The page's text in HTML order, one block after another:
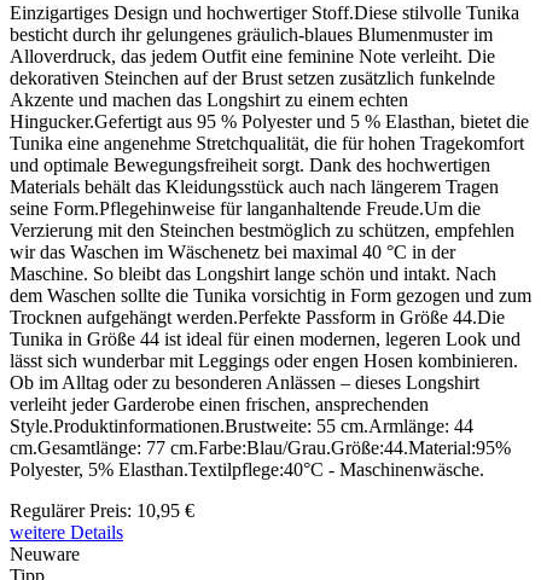
Einzigartiges Design und hochwertiger Stoff.Diese stilvolle Tunika
besticht durch ihr gelungenes gräulich-blaues Blumenmuster im
Alloverdruck, das jedem Outfit eine feminine Note verleiht. Die
dekorativen Steinchen auf der Brust setzen zusätzlich funkelnde
Akzente und machen das Longshirt zu einem echten
Hingucker.Gefertigt aus 95 % Polyester und 5 % Elasthan, bietet die
Tunika eine angenehme Stretchqualität, die für hohen Tragekomfort
und optimale Bewegungsfreiheit sorgt. Dank des hochwertigen
Materials behält das Kleidungsstück auch nach längerem Tragen
seine Form.Pflegehinweise für langanhaltende Freude.Um die
Verzierung mit den Steinchen bestmöglich zu schützen, empfehlen
wir das Waschen im Wäschenetz bei maximal 40 °C in der
Maschine. So bleibt das Longshirt lange schön und intakt. Nach
dem Waschen sollte die Tunika vorsichtig in Form gezogen und zum
Trocknen aufgehängt werden.Perfekte Passform in Größe 44.Die
Tunika in Größe 44 ist ideal für einen modernen, legeren Look und
lässt sich wunderbar mit Leggings oder engen Hosen kombinieren.
Ob im Alltag oder zu besonderen Anlässen – dieses Longshirt
verleiht jeder Garderobe einen frischen, ansprechenden
Style.Produktinformationen.Brustweite: 55 cm.Armlänge: 44
cm.Gesamtlänge: 77 cm.Farbe:Blau/Grau.Größe:44.Material:95%
Polyester, 5% Elasthan.Textilpflege:40°C - Maschinenwäsche.
Regulärer Preis: 10,95 €
weitere Details
Neuware
Tipp